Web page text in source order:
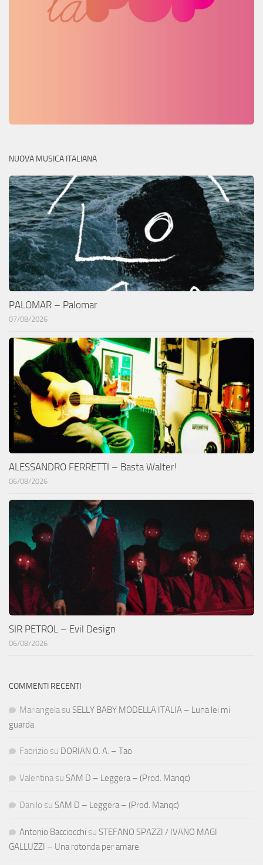
NUOVA MUSICA ITALIANA
PALOMAR – Palomar
07/08/2026
ALESSANDRO FERRETTI – Basta Walter!
06/08/2026
SIR PETROL – Evil Design
06/08/2026
COMMENTI RECENTI
Mariangela su SELLY BABY MODELLA ITALIA – Luna lei mi
guarda
Fabrizio su DORIAN O. A. – Tao
Valentina su SAM D – Leggera – (Prod. Manqc)
Danilo su SAM D – Leggera – (Prod. Manqc)
Antonio Bacciocchi su STEFANO SPAZZI / IVANO MAGI
GALLUZZI – Una rotonda per amare